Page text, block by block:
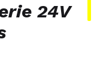
24V